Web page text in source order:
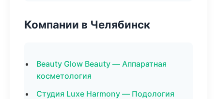
Компании в Челябинск
Beauty Glow Beauty — Аппаратная
косметология
Студия Luxe Harmony — Подология